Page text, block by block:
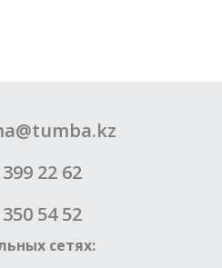
22 62
54 52
сетях: